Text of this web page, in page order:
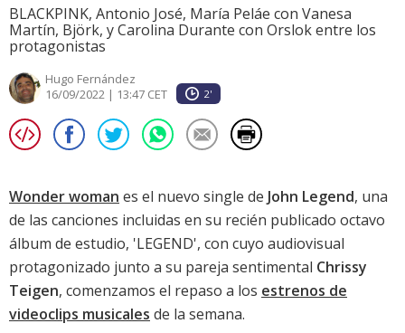
BLACKPINK, Antonio José, María Peláe con Vanesa
Martín, Björk, y Carolina Durante con Orslok entre los
protagonistas
Hugo Fernández
16/09/2022 | 13:47 CET
2'
Wonder woman es el nuevo single de John Legend, una
de las canciones incluidas en su recién publicado octavo
álbum de estudio, 'LEGEND', con cuyo audiovisual
protagonizado junto a su pareja sentimental Chrissy
Teigen, comenzamos el repaso a los estrenos de
videoclips musicales de la semana.